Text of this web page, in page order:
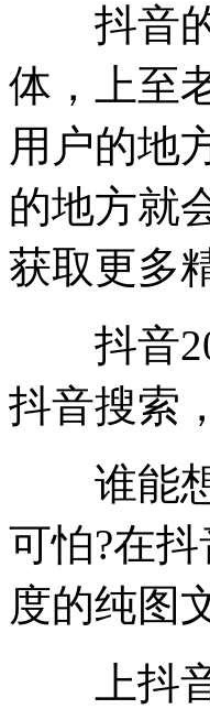
抖音的
体，上至
用户的地
的地方就
获取更多
抖音
抖音搜索
谁能想
可怕?在
度的纯图
上抖音